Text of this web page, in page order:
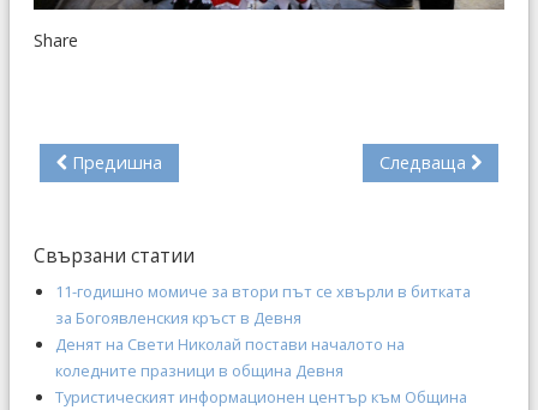
Share
Предишна Следваща
Свързани статии
11-годишно момиче за втори път се хвърли в битката
за Богоявленския кръст в Девня
Денят на Свети Николай постави началото на
коледните празници в община Девня
Туристическият информационен център към Община